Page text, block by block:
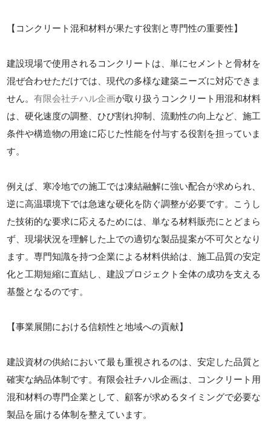
【コンクリート混和材料が果たす役割と専門性の重要性】
建設現場で使用されるコンクリートは、単にセメントと骨材を
混ぜ合わせただけでは、現代の多様な建築ニーズに対応できま
せん。有限会社チハル企画が取り扱うコンクリート用混和材料
は、硬化速度の調整、ひび割れ抑制、流動性の向上など、施工
条件や構造物の用途に応じた性能を付与する役割を担っていま
す。
例えば、寒冷地での施工では凍結融解に強い配合が求められ、
逆に高温環境下では急速な硬化を防ぐ調整が必要です。こうし
た技術的な要求に応えるためには、単なる材料販売にとどまら
ず、現場状況を理解した上での適切な製品提案が不可欠となり
ます。専門知識を持つ企業による材料供給は、施工品質の安定
化と工期短縮に直結し、建設プロジェクト全体の成功を支える
基盤となるのです。
【事業展開における信頼性と地域への貢献】
建設資材の供給において最も重視されるのは、安定した品質と
確実な納品体制です。有限会社チハル企画は、コンクリート用
混和材料の専門企業として、顧客が求めるタイミングで必要な
製品を届ける体制を整えています。